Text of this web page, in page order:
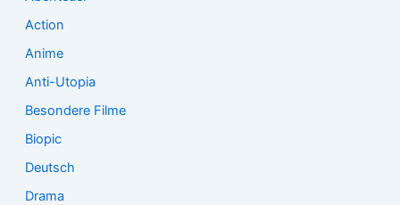
Action
Anime
Anti-Utopia
Besondere Filme
Biopic
Deutsch
Drama